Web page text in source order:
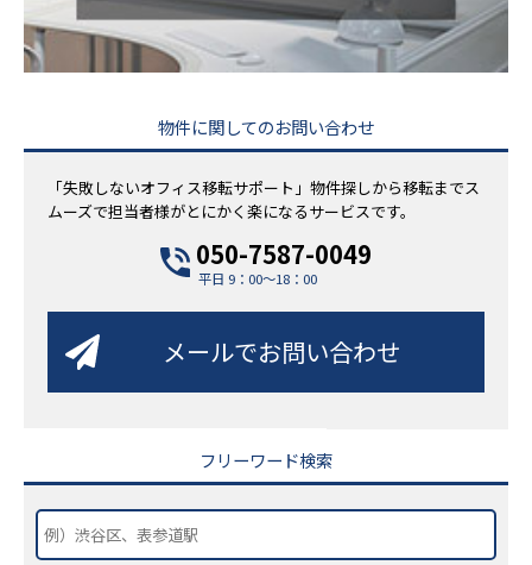
物件に関してのお問い合わせ
「失敗しないオフィス移転サポート」物件探しから移転までス
ムーズで担当者様がとにかく楽になるサービスです。
050-7587-0049
平日 9：00～18：00
メールでお問い合わせ
フリーワード検索